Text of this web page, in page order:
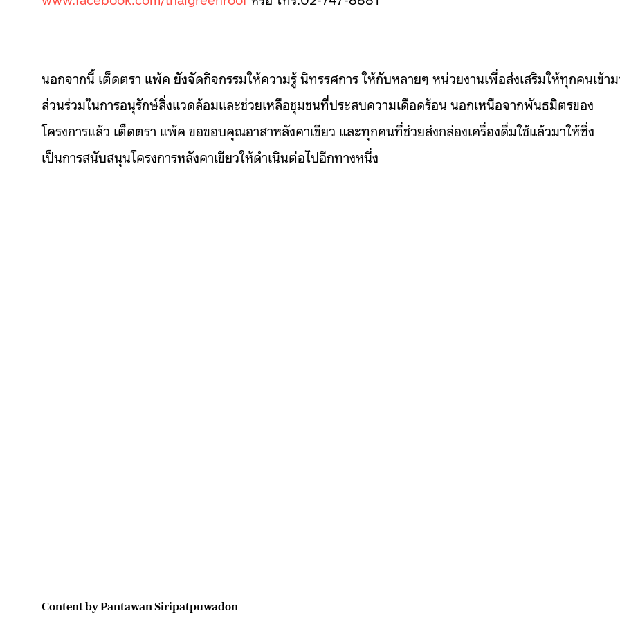
นอกจากนี้ เต็ดตรา แพ้ค ยังจัดกิจกรรมให้ความรู้ นิทรรศการ ให้กับหลายๆ หน่วยงานเพื่อส่งเสริมให้ทุกคนเข้า
ส่วนร่วมในการอนุรักษ์สิ่งแวดล้อมและช่วยเหลือชุมชนที่ประสบความเดือดร้อน นอกเหนือจากพันธมิตรของ
โครงการแล้ว เต็ดตรา แพ้ค ขอขอบคุณอาสาหลังคาเขียว และทุกคนที่ช่วยส่งกล่องเครื่องดื่มใช้แล้วมาให้ซึ่ง
เป็นการสนับสนุนโครงการหลังคาเขียวให้ดำเนินต่อไปอีกทางหนึ่ง
Content by Pantawan Siripatpuwadon